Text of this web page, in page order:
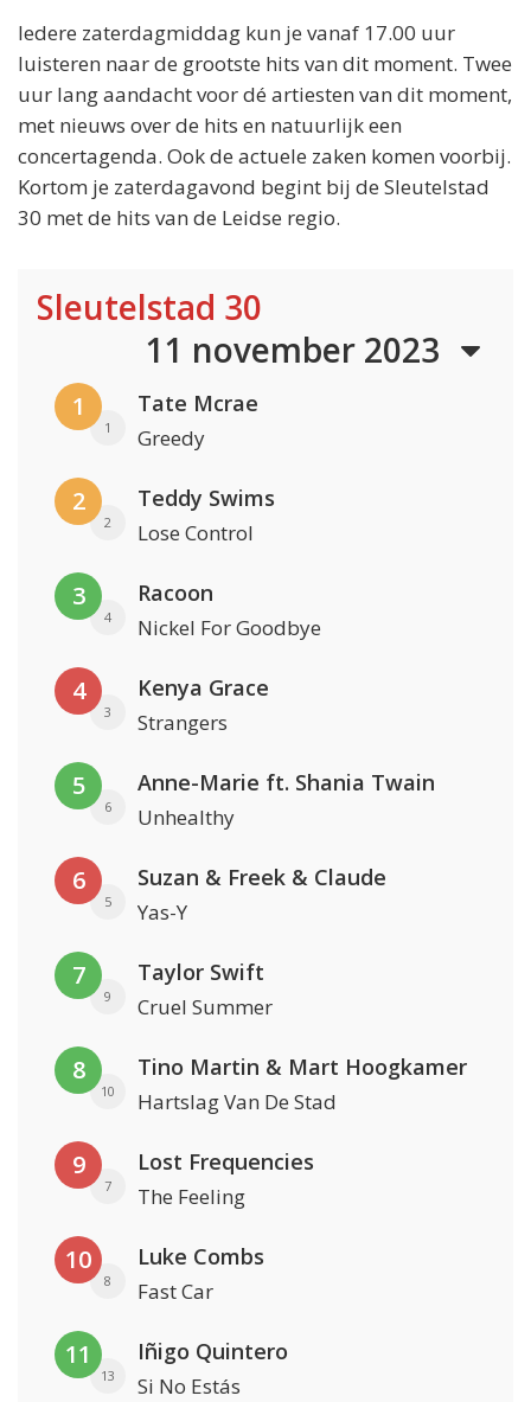
Iedere zaterdagmiddag kun je vanaf 17.00 uur
luisteren naar de grootste hits van dit moment. Twee
uur lang aandacht voor dé artiesten van dit moment,
met nieuws over de hits en natuurlijk een
concertagenda. Ook de actuele zaken komen voorbij.
Kortom je zaterdagavond begint bij de Sleutelstad
30 met de hits van de Leidse regio.
Sleutelstad 30
11 november 2023
1
1
Tate Mcrae
Greedy
2
2
Teddy Swims
Lose Control
3
4
Racoon
Nickel For Goodbye
4
3
Kenya Grace
Strangers
5
6
Anne-Marie ft. Shania Twain
Unhealthy
6
5
Suzan & Freek & Claude
Yas-Y
7
9
Taylor Swift
Cruel Summer
8
10
Tino Martin & Mart Hoogkamer
Hartslag Van De Stad
9
7
Lost Frequencies
The Feeling
10
8
Luke Combs
Fast Car
11
13
Iñigo Quintero
Si No Estás